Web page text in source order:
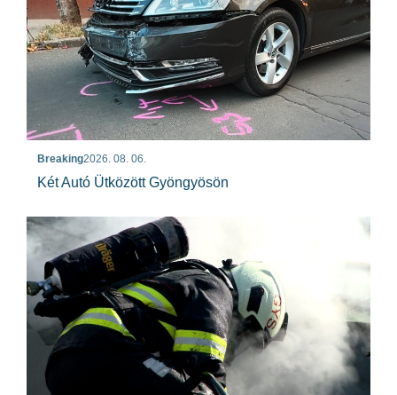
Breaking2026. 08. 06.
Két Autó Ütközött Gyöngyösön